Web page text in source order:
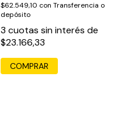
$62.549,10 con Transferencia o
depósito
3 cuotas sin interés de
$23.166,33
COMPRAR